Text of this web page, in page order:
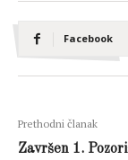
Facebook
Prethodni članak
Završen 1.